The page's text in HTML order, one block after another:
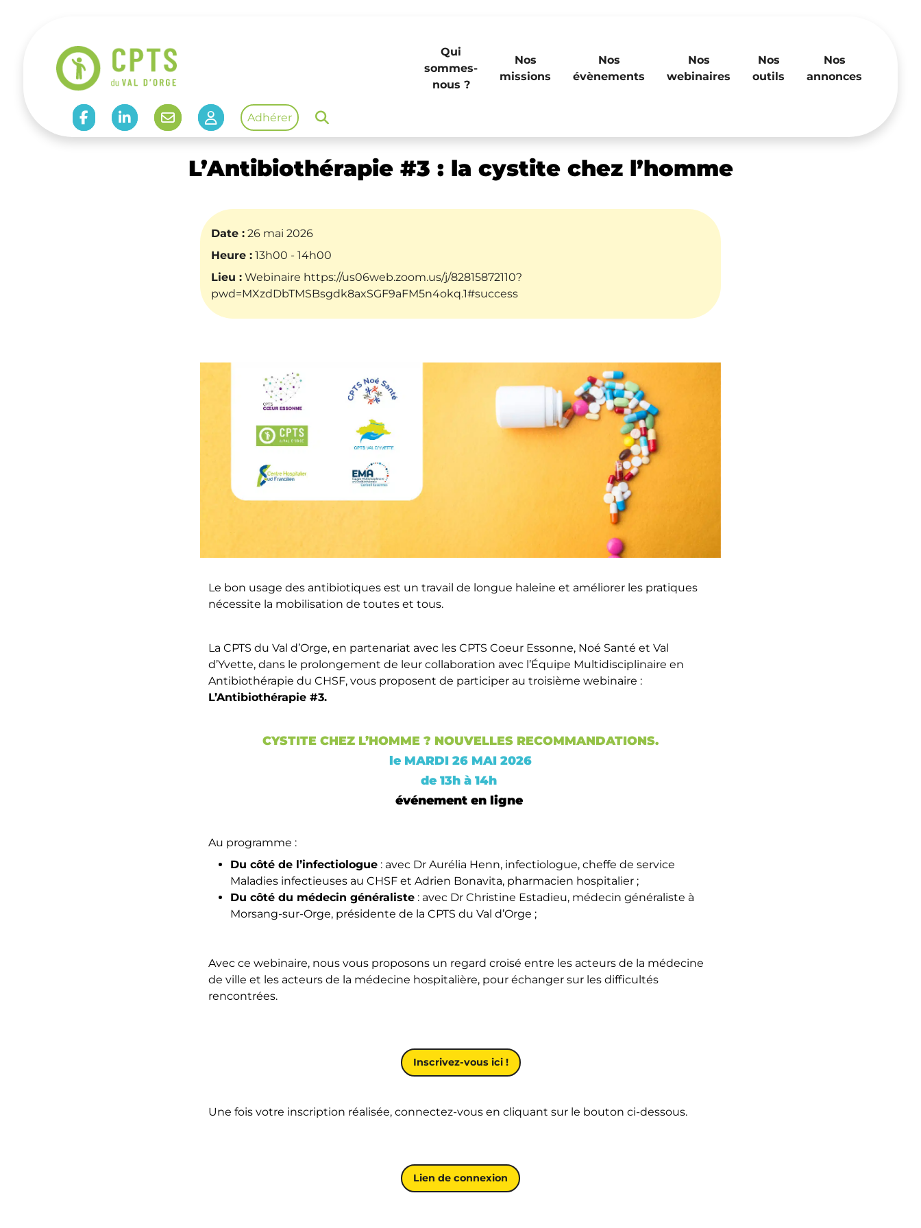
Qui
sommes-
nous ?
Nos
missions
Nos
évènements
Nos
webinaires
Nos
outils
Nos
annonces
Accéder à Facebook de CPTS
Accéder à Linkedin de CPTS
Adhérer
Accueil - Évènements - L’Antibiothérapie #3 : la cystite chez l’homme
L’Antibiothérapie #3 : la cystite chez l’homme
Date : 26 mai 2026
Heure : 13h00 - 14h00
Lieu : Webinaire https://us06web.zoom.us/j/82815872110?
pwd=MXzdDbTMSBsgdk8axSGF9aFM5n4okq.1#success
Le bon usage des antibiotiques est un travail de longue haleine et améliorer les pratiques
nécessite la mobilisation de toutes et tous.
La CPTS du Val d’Orge, en partenariat avec les CPTS Coeur Essonne, Noé Santé et Val
d’Yvette, dans le prolongement de leur collaboration avec l’Équipe Multidisciplinaire en
Antibiothérapie du CHSF, vous proposent de participer au troisième webinaire :
L’Antibiothérapie #3.
CYSTITE CHEZ L’HOMME ? NOUVELLES RECOMMANDATIONS.
le MARDI 26 MAI 2026
de 13h à 14h
événement en ligne
Au programme :
Du côté de l’infectiologue : avec Dr Aurélia Henn, infectiologue, cheffe de service
Maladies infectieuses au CHSF et Adrien Bonavita, pharmacien hospitalier ;
Du côté du médecin généraliste : avec Dr Christine Estadieu, médecin généraliste à
Morsang-sur-Orge, présidente de la CPTS du Val d’Orge ;
Avec ce webinaire, nous vous proposons un regard croisé entre les acteurs de la médecine
de ville et les acteurs de la médecine hospitalière, pour échanger sur les difficultés
rencontrées.
Inscrivez-vous ici !
Une fois votre inscription réalisée, connectez-vous en cliquant sur le bouton ci-dessous.
Lien de connexion